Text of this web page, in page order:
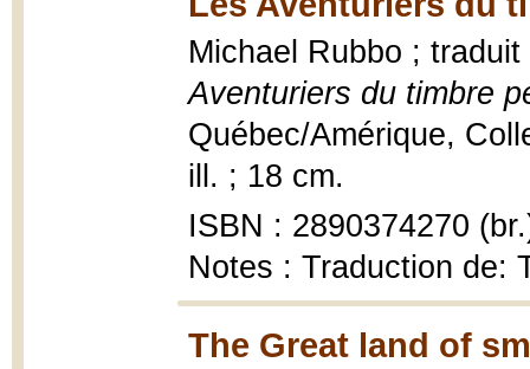
Michael Rubbo ;
Aventuriers du timbre
Québec/Amérique,
ill. ; 18 cm.
ISBN : 2890374270
Notes : Traduction de:
The Great land of